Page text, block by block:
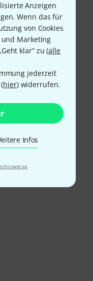
Anzeigen
Wenn das für
von Cookies
Marketing
klar“ zu (alle
jederzeit
hier) widerrufen.
Infos
Nachnahme,
Sofort bezahlen,